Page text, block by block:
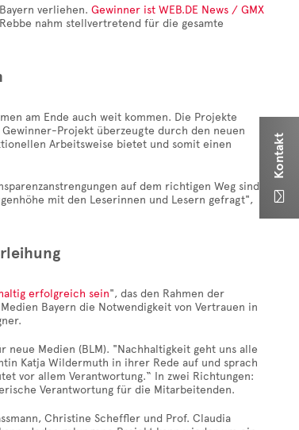
verliehen. Gewinner ist WEB.DE News / GMX
nahm stellvertretend für die gesamte
am Ende auch weit kommen. Die Projekte
Projekt überzeugte durch den neuen
Arbeitsweise bietet und somit einen
auf dem richtigen Weg sind.
mit den Leserinnen und Lesern gefragt",
erfolgreich sein", das den Rahmen der
Bayern die Notwendigkeit von Vertrauen in
neue Medien (BLM). "Nachhaltigkeit geht uns alle
Katja Wildermuth in ihrer Rede auf und sprach
vor allem Verantwortung.“ In zwei Richtungen:
Verantwortung für die Mitarbeitenden.
Christine Scheffler und Prof. Claudia

Kontakt